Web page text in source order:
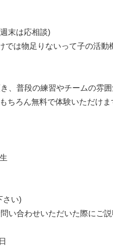
末は応相談)
では物足りないって子の活動
、普段の練習やチームの雰
ちろん無料で体験いただけま
さい)
い合わせいただいた際にご説